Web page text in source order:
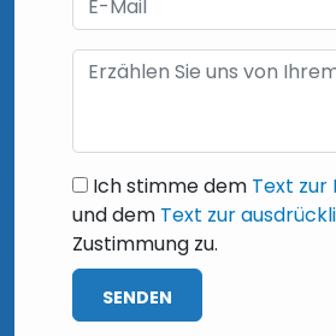
Ich stimme dem Text zur
und dem Text zur
Zustimmung zu.
SENDEN